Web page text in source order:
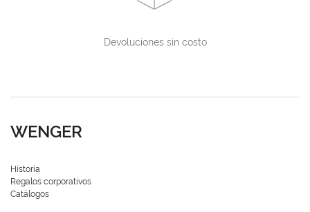
Devoluciones sin costo
WENGER
Historia
Regalos corporativos
Catálogos